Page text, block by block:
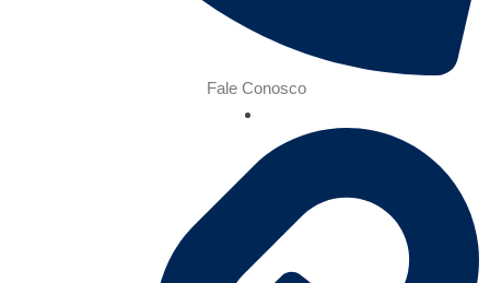
Fale Conosco